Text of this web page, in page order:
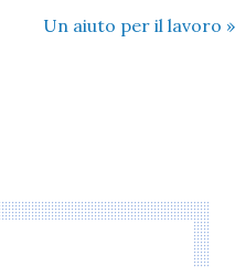
Un aiuto per il lavoro »